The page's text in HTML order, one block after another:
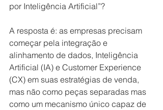
por Inteligência Artificial”?
A resposta é: as empresas precisam
começar pela integração e
alinhamento de dados, Inteligência
Artificial (IA) e Customer Experience
(CX) em suas estratégias de venda,
mas não como peças separadas mas
como um mecanismo único capaz de